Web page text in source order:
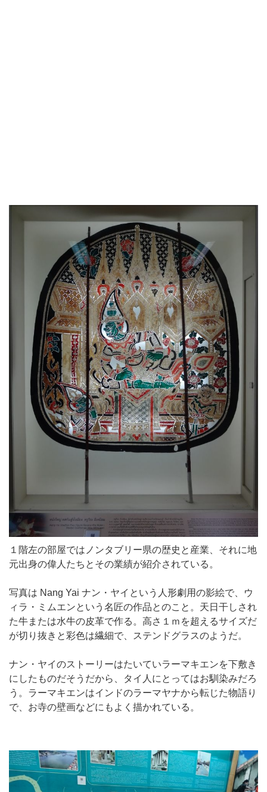
１階左の部屋ではノンタブリー県の歴史と産業、それに地
元出身の偉人たちとその業績が紹介されている。
写真は Nang Yai ナン・ヤイという人形劇用の影絵で、ウ
ィラ・ミムエンという名匠の作品とのこと。天日干しされ
た牛または水牛の皮革で作る。高さ１ｍを超えるサイズだ
が切り抜きと彩色は繊細で、ステンドグラスのようだ。
ナン・ヤイのストーリーはたいていラーマキエンを下敷き
にしたものだそうだから、タイ人にとってはお馴染みだろ
う。ラーマキエンはインドのラーマヤナから転じた物語り
で、お寺の壁画などにもよく描かれている。